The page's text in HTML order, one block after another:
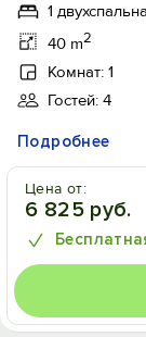
1
40 m2
Комнат: 1
Гостей: 4
Подробнее
Цена от:
6 825 руб.